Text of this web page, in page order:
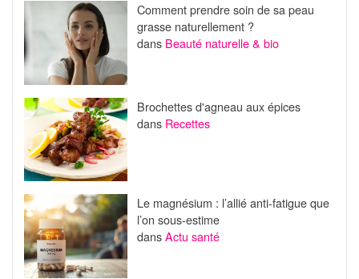
Comment prendre soin de sa peau
grasse naturellement ?
dans Beauté naturelle & bio
Brochettes d'agneau aux épices
dans Recettes
Le magnésium : l’allié anti-fatigue que
l’on sous-estime
dansActu santé